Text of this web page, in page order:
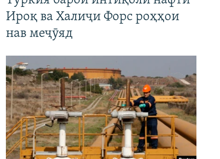
Ироқ ва Халиҷи Форс роҳҳои
нав меҷӯяд